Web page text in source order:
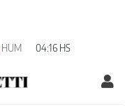
HUM 04:16 HS